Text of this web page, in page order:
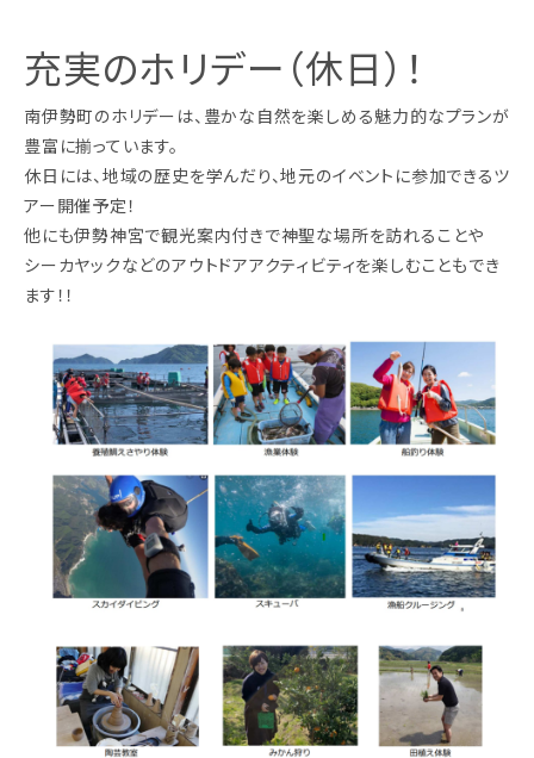
充実のホリデー（休日）！
南伊勢町のホリデーは、豊かな自然を楽しめる魅力的なプランが
豊富に揃っています。
休日には、地域の歴史を学んだり、地元のイベントに参加できるツ
アー開催予定！
他にも伊勢神宮で観光案内付きで神聖な場所を訪れることや
シーカヤックなどのアウトドアアクティビティを楽しむこともでき
ます！！